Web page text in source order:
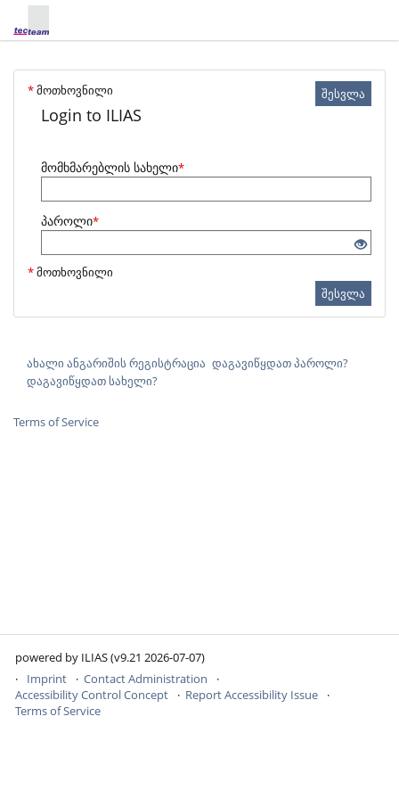
შესვლა
*მოთხოვნილი
Login to ILIAS
მომხმარებლის სახელი*
პაროლი*
*მოთხოვნილი
შესვლა
ახალი ანგარიშის რეგისტრაცია დაგავიწყდათ პაროლი?
დაგავიწყდათ სახელი?
Terms of Service
powered by ILIAS (v9.21 2026-07-07)
Imprint
Contact Administration
Accessibility Control Concept
Report Accessibility Issue
Terms of Service